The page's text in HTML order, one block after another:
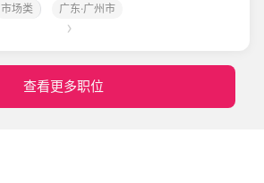
市场类 广东·广州市
查看更多职位